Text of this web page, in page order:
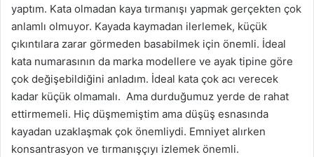
yaptım. Kata olmadan kaya tırmanışı yapmak gerçekten çok
anlamlı olmuyor. Kayada kaymadan ilerlemek, küçük
çıkıntılara zarar görmeden basabilmek için önemli. İdeal
kata numarasının da marka modellere ve ayak tipine göre
çok değişebildiğini anladım. İdeal kata çok acı verecek
kadar küçük olmamalı. Ama durduğumuz yerde de rahat
ettirmemeli. Hiç düşmemiştim ama düşüş esnasında
kayadan uzaklaşmak çok önemliydi. Emniyet alırken
konsantrasyon ve tırmanışçıyı izlemek önemli.